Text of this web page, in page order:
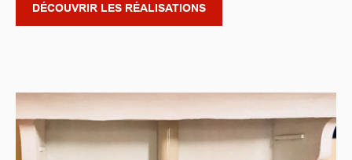
DÉCOUVRIR LES RÉALISATIONS